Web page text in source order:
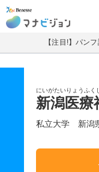
マナビ
【注目!】パン
にいがたいりょうふくし
新潟医療
私立大学 新潟